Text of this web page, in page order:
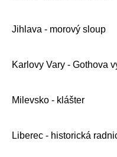
Jihlava - morový sloup
Karlovy Vary - Gothova
Milevsko - klášter
Liberec - historická